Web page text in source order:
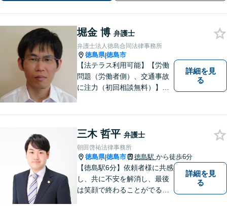
堀金 博 弁護士
弁護士法人徳島合同法律事務所
徳島県|徳島市
【法テラス利用可能】【労働
問題（労働者側）、交通事故
に注力（初回相談無料）】市
務整理など）を中心に、社会
的事件にも対応いたします。
お気軽にご相談ください。
詳細を見
る
三木 哲平 弁護士
朝田啓祐法律事務所
徳島県|徳島市 徳島駅 から徒歩6分
【徳島駅6分】依頼者様に共感
し、共に不安を解消し、最後
は笑顔で終わることがでるよ
詳細を見
る